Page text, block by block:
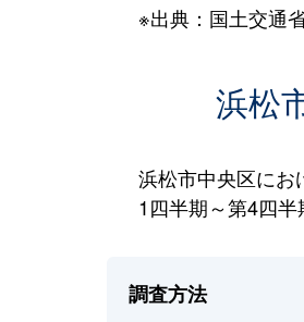
※出典：国土交通
浜松
浜松市中央区にお
1四半期～第4四
調査方法